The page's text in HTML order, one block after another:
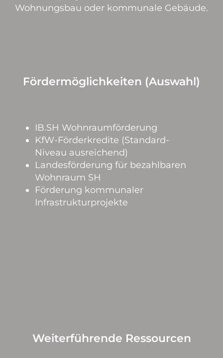
Wohnungsbau oder kommunale Gebäude.
Fördermöglichkeiten (Auswahl)
IB.SH Wohnraumförderung
KfW-Förderkredite (Standard-
Niveau ausreichend)
Landesförderung für bezahlbaren
Wohnraum SH
Förderung kommunaler
Infrastrukturprojekte
Weiterführende Ressourcen